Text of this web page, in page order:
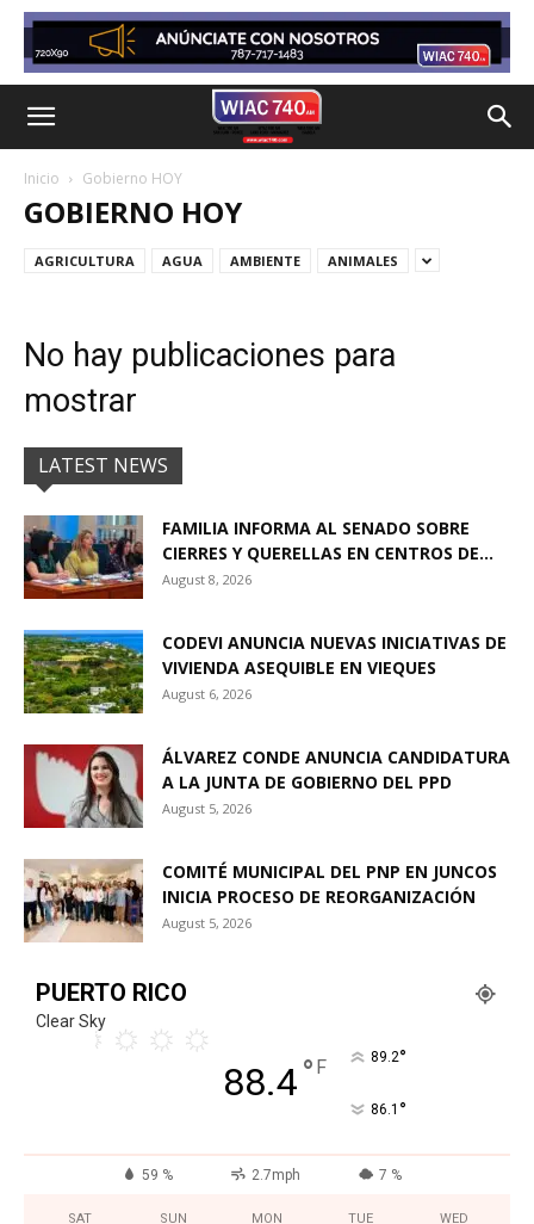
Inicio Gobierno HOY
GOBIERNO HOY
AGRICULTURA AGUA AMBIENTE ANIMALES
No hay publicaciones para
mostrar
LATEST NEWS
FAMILIA INFORMA AL SENADO SOBRE
CIERRES Y QUERELLAS EN CENTROS DE...
August 8, 2026
CODEVI ANUNCIA NUEVAS INICIATIVAS DE
VIVIENDA ASEQUIBLE EN VIEQUES
August 6, 2026
ÁLVAREZ CONDE ANUNCIA CANDIDATURA
A LA JUNTA DE GOBIERNO DEL PPD
August 5, 2026
COMITÉ MUNICIPAL DEL PNP EN JUNCOS
INICIA PROCESO DE REORGANIZACIÓN
August 5, 2026
PUERTO RICO
Clear Sky
88.4° F 89.2°
86.1 °
59 % 2.7mph 7 %
SAT SUN MON TUE WED